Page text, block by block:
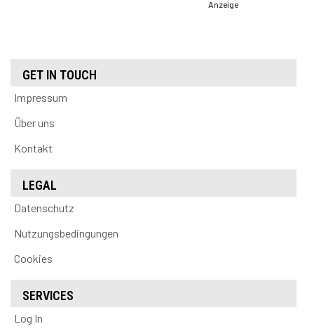
Anzeige
GET IN TOUCH
Impressum
Über uns
Kontakt
LEGAL
Datenschutz
Nutzungsbedingungen
Cookies
SERVICES
Log In